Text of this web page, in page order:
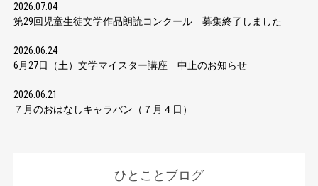
2026.07.04
第29回児童生徒文学作品朗読コンクール 募集終了しました
2026.06.24
6月27日（土）文学マイスター講座 中止のお知らせ
2026.06.21
７月のおはなしキャラバン（７月４日）
ひとことブログ